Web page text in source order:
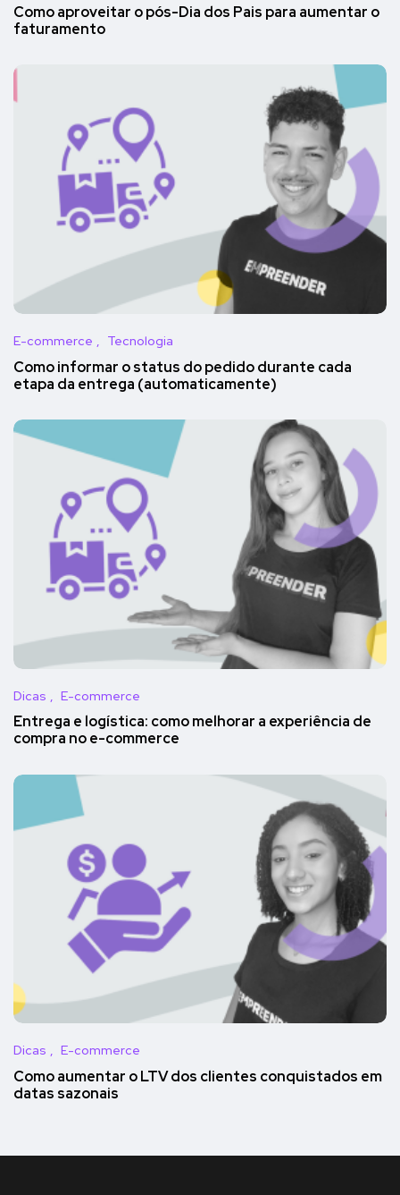
Como aproveitar o pós-Dia dos Pais para aumentar o
faturamento
E-commerce Tecnologia
Como informar o status do pedido durante cada
etapa da entrega (automaticamente)
Dicas E-commerce
Entrega e logística: como melhorar a experiência de
compra no e-commerce
Dicas E-commerce
Como aumentar o LTV dos clientes conquistados em
datas sazonais